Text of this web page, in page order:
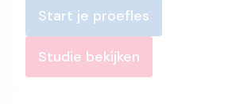
Start je proefles
Studie bekijken